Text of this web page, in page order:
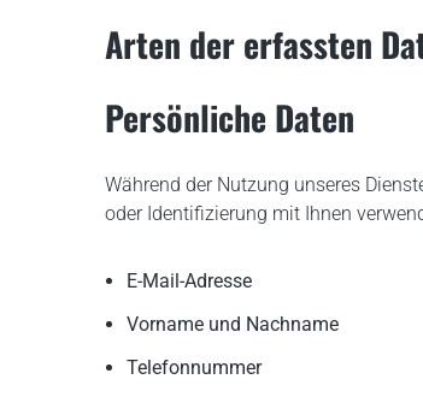
Arten der erfassten
Persönliche Daten
Während der Nutzung unseres
oder Identifizierung mit Ihnen
E-Mail-Adresse
Vorname und Nachname
Telefonnummer